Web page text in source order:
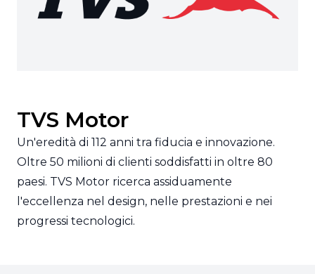
TVS Motor
Un'eredità di 112 anni tra fiducia e innovazione.
Oltre 50 milioni di clienti soddisfatti in oltre 80
paesi. TVS Motor ricerca assiduamente
l'eccellenza nel design, nelle prestazioni e nei
progressi tecnologici.